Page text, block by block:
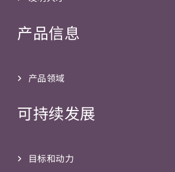
产品信息
产品领域
可持续发展
目标和动力